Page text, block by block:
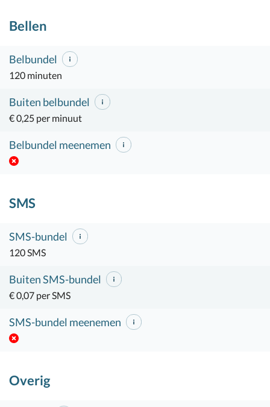
Bellen
Belbundel
120 minuten
Buiten belbundel
€ 0,25 per minuut
Belbundel meenemen
SMS
SMS-bundel
120 SMS
Buiten SMS-bundel
€ 0,07 per SMS
SMS-bundel meenemen
Overig